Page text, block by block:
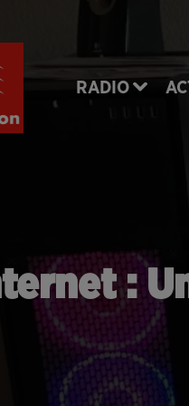
RADIO
: